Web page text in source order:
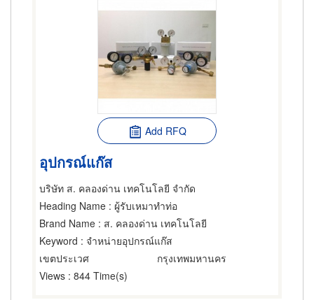
Add RFQ
อุปกรณ์แก๊ส
บริษัท ส. คลองด่าน เทคโนโลยี จำกัด
Heading Name : ผู้รับเหมาทำท่อ
Brand Name : ส. คลองด่าน เทคโนโลยี
Keyword : จำหน่ายอุปกรณ์แก๊ส
เขตประเวศ
กรุงเทพมหานคร
Views : 844 Time(s)